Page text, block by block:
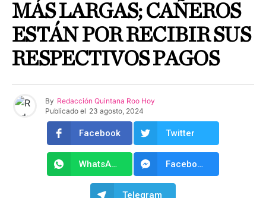
MÁS LARGAS; CAÑEROS
ESTÁN POR RECIBIR SUS
RESPECTIVOS PAGOS
By Redacción Quintana Roo Hoy
Publicado el 23 agosto, 2024
Facebook Twitter
WhatsApp Facebook Messenger
Telegram